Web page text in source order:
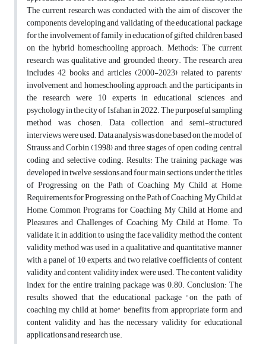
The current research was conducted with the aim of discover the
components, developing and validating of the educational package
for the involvement of family in education of gifted children based
on the hybrid homeschooling approach. Methods: The current
research was qualitative and grounded theory. The research area
includes 42 books and articles (2000-2023) related to parents'
involvement and homeschooling approach, and the participants in
the research were 10 experts in educational sciences and
psychology in the city of Isfahan in 2022. The purposeful sampling
method was chosen. Data collection and semi-structured
interviews were used. Data analysis was done based on the model of
Strauss and Corbin (1998) and three stages of open coding, central
coding and selective coding. Results: The training package was
developed in twelve sessions and four main sections under the titles
of Progressing on the Path of Coaching My Child at Home,
Requirements for Progressing on the Path of Coaching My Child at
Home, Common Programs for Coaching My Child at Home, and
Pleasures and Challenges of Coaching My Child at Home. To
validate it, in addition to using the face validity method, the content
validity method was used in a qualitative and quantitative manner
with a panel of 10 experts, and two relative coefficients of content
validity and content validity index were used. The content validity
index for the entire training package was 0.80. Conclusion: The
results showed that the educational package "on the path of
coaching my child at home" benefits from appropriate form and
content validity and has the necessary validity for educational
applications and research use.